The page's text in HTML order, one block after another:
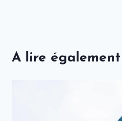
A lire également